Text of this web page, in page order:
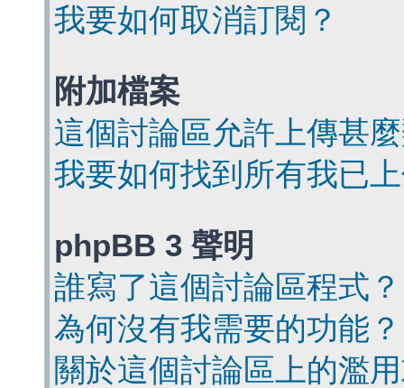
我要如何取消訂閱？
附加檔案
這個討論區允許上傳甚
我要如何找到所有我已
phpBB 3 聲明
誰寫了這個討論區程式？
為何沒有我需要的功能？
關於這個討論區上的濫